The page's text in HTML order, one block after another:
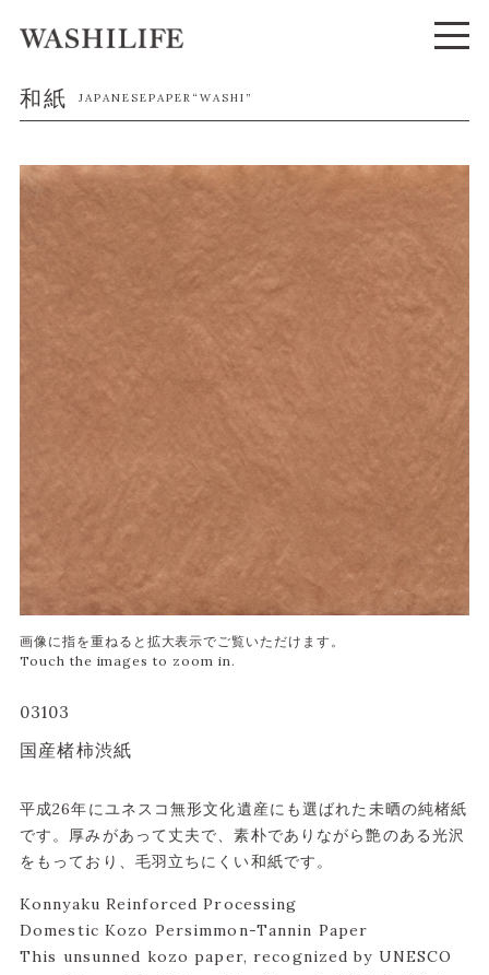
和紙 JAPANESEPAPER“WASHI”
03103
国産楮柿渋紙
平成26年にユネスコ無形文化遺産にも選ばれた未晒の純楮紙
です。厚みがあって丈夫で、素朴でありながら艶のある光沢
をもっており、毛羽立ちにくい和紙です。
Konnyaku Reinforced Processing
Domestic Kozo Persimmon-Tannin Paper
This unsunned kozo paper, recognized by UNESCO